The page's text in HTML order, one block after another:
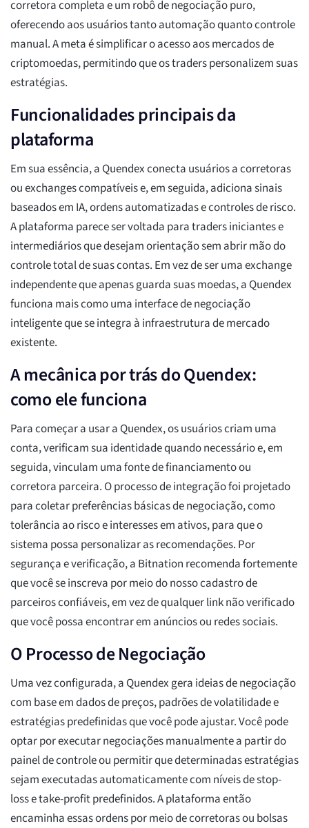
corretora completa e um robô de negociação puro,
oferecendo aos usuários tanto automação quanto controle
manual. A meta é simplificar o acesso aos mercados de
criptomoedas, permitindo que os traders personalizem suas
estratégias.
Funcionalidades principais da
plataforma
Em sua essência, a Quendex conecta usuários a corretoras
ou exchanges compatíveis e, em seguida, adiciona sinais
baseados em IA, ordens automatizadas e controles de risco.
A plataforma parece ser voltada para traders iniciantes e
intermediários que desejam orientação sem abrir mão do
controle total de suas contas. Em vez de ser uma exchange
independente que apenas guarda suas moedas, a Quendex
funciona mais como uma interface de negociação
inteligente que se integra à infraestrutura de mercado
existente.
A mecânica por trás do Quendex:
como ele funciona
Para começar a usar a Quendex, os usuários criam uma
conta, verificam sua identidade quando necessário e, em
seguida, vinculam uma fonte de financiamento ou
corretora parceira. O processo de integração foi projetado
para coletar preferências básicas de negociação, como
tolerância ao risco e interesses em ativos, para que o
sistema possa personalizar as recomendações. Por
segurança e verificação, a Bitnation recomenda fortemente
que você se inscreva por meio do nosso cadastro de
parceiros confiáveis, em vez de qualquer link não verificado
que você possa encontrar em anúncios ou redes sociais.
O Processo de Negociação
Uma vez configurada, a Quendex gera ideias de negociação
com base em dados de preços, padrões de volatilidade e
estratégias predefinidas que você pode ajustar. Você pode
optar por executar negociações manualmente a partir do
painel de controle ou permitir que determinadas estratégias
sejam executadas automaticamente com níveis de stop-
loss e take-profit predefinidos. A plataforma então
encaminha essas ordens por meio de corretoras ou bolsas